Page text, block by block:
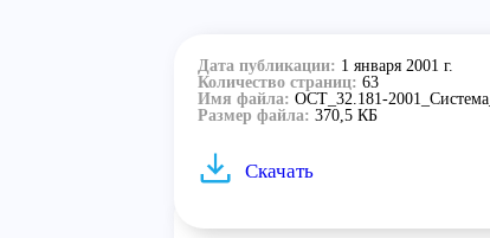
Дата публикации: 1 января 2001 г.
Количество страниц: 63
Имя файла: ОСТ_32.181-
Размер файла: 370,5 КБ
Скачать